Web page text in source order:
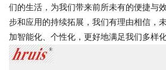
们的生活，为我们带来前所未有的便捷与
步和应用的持续拓展，我们有理由相信，
加智能化、个性化，更好地满足我们多样化